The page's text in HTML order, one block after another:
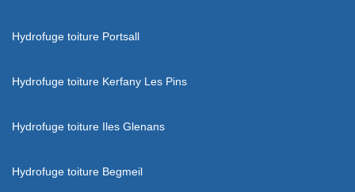
Hydrofuge toiture Portsall
Hydrofuge toiture Kerfany Les Pins
Hydrofuge toiture Iles Glenans
Hydrofuge toiture Begmeil